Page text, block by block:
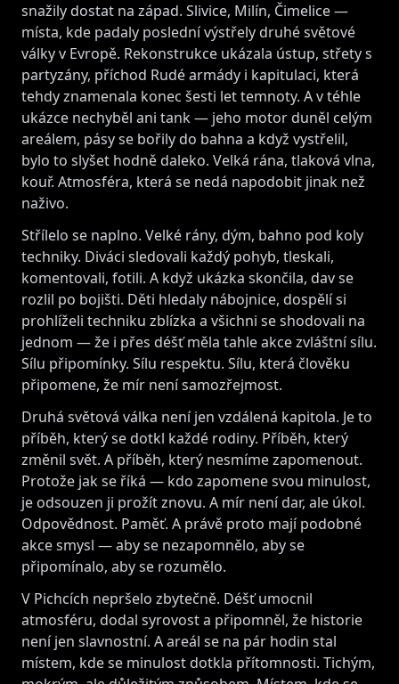
snažily dostat na západ. Slivice, Milín, Čimelice —
místa, kde padaly poslední výstřely druhé světové
války v Evropě. Rekonstrukce ukázala ústup, střety s
partyzány, příchod Rudé armády i kapitulaci, která
tehdy znamenala konec šesti let temnoty. A v téhle
ukázce nechyběl ani tank — jeho motor duněl celým
areálem, pásy se bořily do bahna a když vystřelil,
bylo to slyšet hodně daleko. Velká rána, tlaková vlna,
kouř. Atmosféra, která se nedá napodobit jinak než
naživo.
Střílelo se naplno. Velké rány, dým, bahno pod koly
techniky. Diváci sledovali každý pohyb, tleskali,
komentovali, fotili. A když ukázka skončila, dav se
rozlil po bojišti. Děti hledaly nábojnice, dospělí si
prohlíželi techniku zblízka a všichni se shodovali na
jednom — že i přes déšť měla tahle akce zvláštní sílu.
Sílu připomínky. Sílu respektu. Sílu, která člověku
připomene, že mír není samozřejmost.
Druhá světová válka není jen vzdálená kapitola. Je to
příběh, který se dotkl každé rodiny. Příběh, který
změnil svět. A příběh, který nesmíme zapomenout.
Protože jak se říká — kdo zapomene svou minulost,
je odsouzen ji prožít znovu. A mír není dar, ale úkol.
Odpovědnost. Paměť. A právě proto mají podobné
akce smysl — aby se nezapomnělo, aby se
připomínalo, aby se rozumělo.
V Pichcích nepršelo zbytečně. Déšť umocnil
atmosféru, dodal syrovost a připomněl, že historie
není jen slavnostní. A areál se na pár hodin stal
místem, kde se minulost dotkla přítomnosti. Tichým,